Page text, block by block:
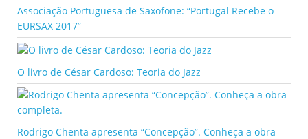
Associação Portuguesa de Saxofone: “Portugal Recebe o
EURSAX 2017”
O livro de César Cardoso: Teoria do Jazz
Rodrigo Chenta apresenta “Concepção”. Conheça a obra